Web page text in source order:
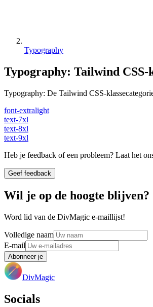
Typography
Typography: Tailwind CSS-
Typography: De Tailwind CSS-
font-extralight
text-7xl
text-8xl
text-9xl
Heb je feedback of een probleem? Laat het
Geef feedback
Wil je op de hoogte blijven?
Word lid van de DivMagic e-maillijst!
Volledige naam
E-mail
Abonneer je
DivMagic
Socials